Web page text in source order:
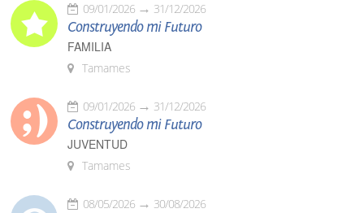
09/01/2026 31/12/2026
Construyendo mi Futuro
FAMILIA
Tamames
09/01/2026 31/12/2026
Construyendo mi Futuro
JUVENTUD
Tamames
08/05/2026 30/08/2026